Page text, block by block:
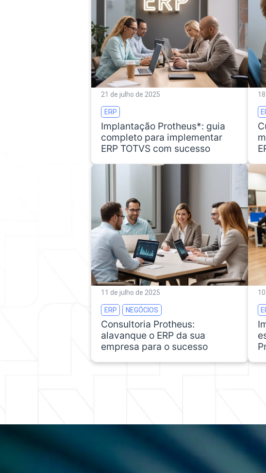
21 de julho de 2025
ERP
Implantação Protheus*: guia
completo para implementar
ERP TOTVS com sucesso
11 de julho de 2025
ERP NEGÓCIOS
Consultoria Protheus:
alavanque o ERP da sua
empresa para o sucesso